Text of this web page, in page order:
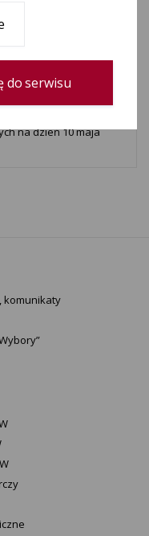
polskich statkach
na dzień 10 maja
komunikaty
do serwisu